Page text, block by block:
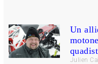
Un
Julien